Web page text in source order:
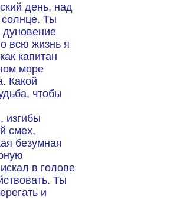
день, над
Ты
всю жизнь я
капитан
море
Какой
чтобы
изгибы
смех,
безумная
в голове
Ты
и